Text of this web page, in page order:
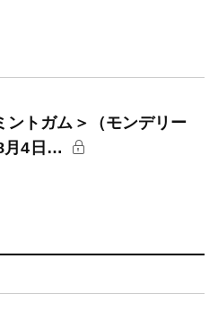
ントガム＞（モンデリー
月4日…